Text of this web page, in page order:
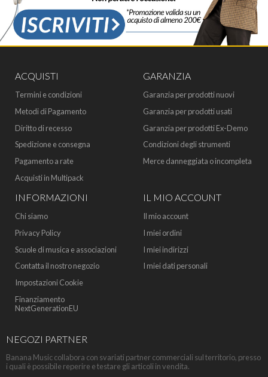
ACQUISTI
Termini e condizioni
Metodi di Pagamento
Diritto di recesso
Spedizione e consegna
Pagamento a rate
Acquisti in Multipack
GARANZIA
Garanzia per prodotti nuovi
Garanzia per prodotti usati
Garanzia per prodotti Ex-Demo
Condizioni degli strumenti
Merce danneggiata o incompleta
INFORMAZIONI
Chi siamo
Privacy Policy
Scuole di musica e associazioni
Contatta il nostro negozio
Impostazioni Cookie
Finanziamento
NextGenerationEU
IL MIO ACCOUNT
Il mio account
I miei ordini
I miei indirizzi
I miei dati personali
NEGOZI PARTNER
Banana Music collabora con svariati partner commerciali sul territorio, presso
i quali è possibile reperire e testare gli articoli in vendita.